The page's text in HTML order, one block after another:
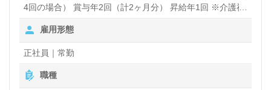
4回の場合） 賞与年2回（計2ヶ月分） 昇給年1回 ※介護福
祉士保有、施設経験5年以上 の方は★月給270,000円!!★ ＜
内訳＞ 基本給：140,000円 地域調整給：40,000円 処遇改
善加算関連手当：18,100円 特別勤務地手当20,000円 夜勤
手当：5,000円/回 ＜その他手当＞ 介護福祉士手当：
18,100円 ケアマネ資格手当：5,000円 保育手当：10,000円
（保育園に通う子ども1人につき） ※試用期間 3ヶ月 正社
雇用形態
正社員｜常勤
職種